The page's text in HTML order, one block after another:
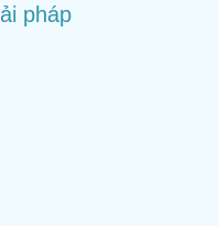
pháp